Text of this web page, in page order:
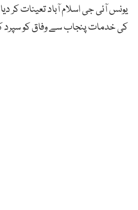
یونس آئی جی اسلام آباد تعینات کر
کی خدمات پنجاب سے وفاق کو سپرد